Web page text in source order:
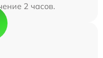
2 часов.